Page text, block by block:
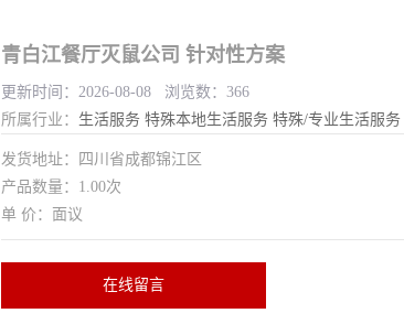
青白江餐厅灭鼠公司 针对性方案
更新时间：2026-08-08 浏览数：366
所属行业： 生活服务 特殊本地生活服务 特殊/专业生活服务
发货地址：四川省成都锦江区
产品数量：1.00次
单 价：面议
在线留言